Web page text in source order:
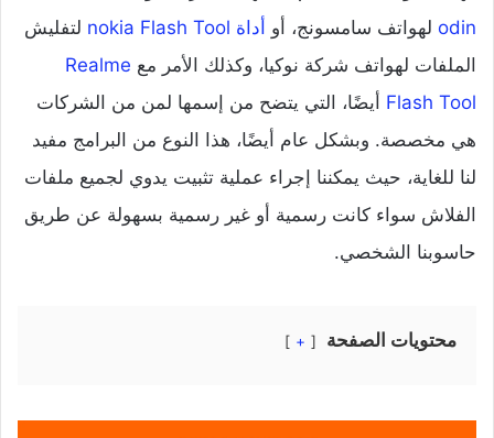
odin لهواتف سامسونج، أو أداة nokia Flash Tool
لتفليش
الملفات لهواتف شركة نوكيا، وكذلك الأمر مع Realme
Flash Tool أيضًا، التي يتضح من إسمها لمن من الشركات
هي مخصصة. وبشكل عام أيضًا، هذا النوع من البرامج مفيد
لنا للغاية، حيث يمكننا إجراء عملية تثبيت يدوي لجميع ملفات
الفلاش سواء كانت رسمية أو غير رسمية بسهولة عن طريق
حاسوبنا الشخصي.
محتويات الصفحة +